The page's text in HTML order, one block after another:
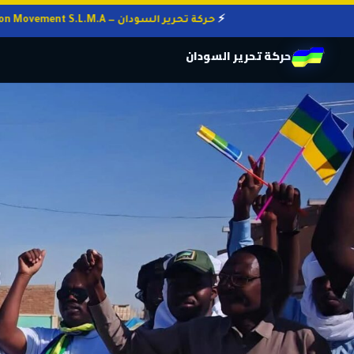
حركة تحرير السودان — Sudan Liberation Movement S.L.M.A
حركة تحرير السودان